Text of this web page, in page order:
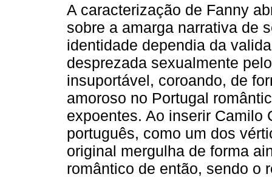
A caracterização de Fanny
sobre a amarga narrativa de
identidade dependia da
desprezada sexualmente
insuportável, coroando, de
amoroso no Portugal
expoentes. Ao inserir Camilo
português, como um dos
original mergulha de forma
romântico de então, sendo o